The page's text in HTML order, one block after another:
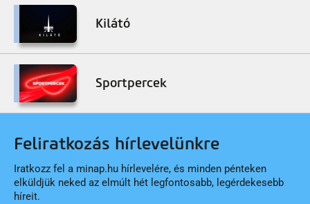
Kilátó
Sportpercek
Feliratkozás hírlevelünkre
Iratkozz fel a minap.hu hírlevelére, és minden pénteken
elküldjük neked az elmúlt hét legfontosabb, legérdekesebb
híreit.